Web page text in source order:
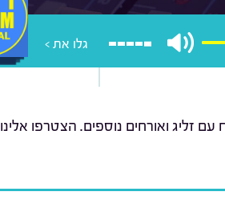
גלו את >
זליג ואורחים נוספים. הצטרפו אלינו